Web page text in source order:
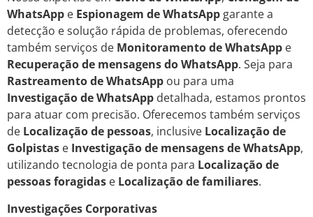
WhatsApp e Espionagem de WhatsAppgarante a
detecção e solução rápida de problemas, oferecendo
também serviços de Monitoramento de WhatsApp e
Recuperação de mensagens do WhatsApp. Seja para
Rastreamento de WhatsApp ou para uma
Investigação de WhatsApp detalhada, estamos prontos
para atuar com precisão. Oferecemos também serviços
de Localização de pessoas, inclusive Localização de
Golpistas e Investigação de mensagens de WhatsApp,
utilizando tecnologia de ponta para Localização de
pessoas foragidas e Localização de familiares.
Investigações Corporativas